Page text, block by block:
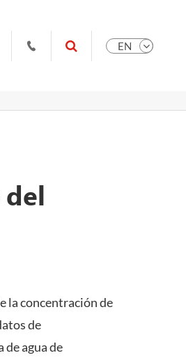
 EN
la concentración de
de
agua de